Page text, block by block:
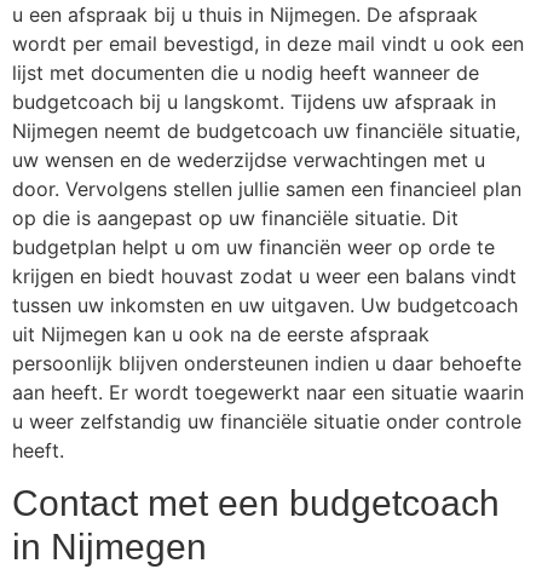
u een afspraak bij u thuis in Nijmegen. De afspraak
wordt per email bevestigd, in deze mail vindt u ook een
lijst met documenten die u nodig heeft wanneer de
budgetcoach bij u langskomt. Tijdens uw afspraak in
Nijmegen neemt de budgetcoach uw financiële situatie,
uw wensen en de wederzijdse verwachtingen met u
door. Vervolgens stellen jullie samen een financieel plan
op die is aangepast op uw financiële situatie. Dit
budgetplan helpt u om uw financiën weer op orde te
krijgen en biedt houvast zodat u weer een balans vindt
tussen uw inkomsten en uw uitgaven. Uw budgetcoach
uit Nijmegen kan u ook na de eerste afspraak
persoonlijk blijven ondersteunen indien u daar behoefte
aan heeft. Er wordt toegewerkt naar een situatie waarin
u weer zelfstandig uw financiële situatie onder controle
heeft.
Contact met een budgetcoach
in Nijmegen